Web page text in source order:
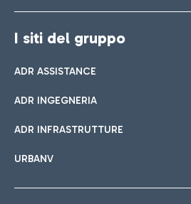
I siti del gruppo
ADR ASSISTANCE
ADR INGEGNERIA
ADR INFRASTRUTTURE
URBANV